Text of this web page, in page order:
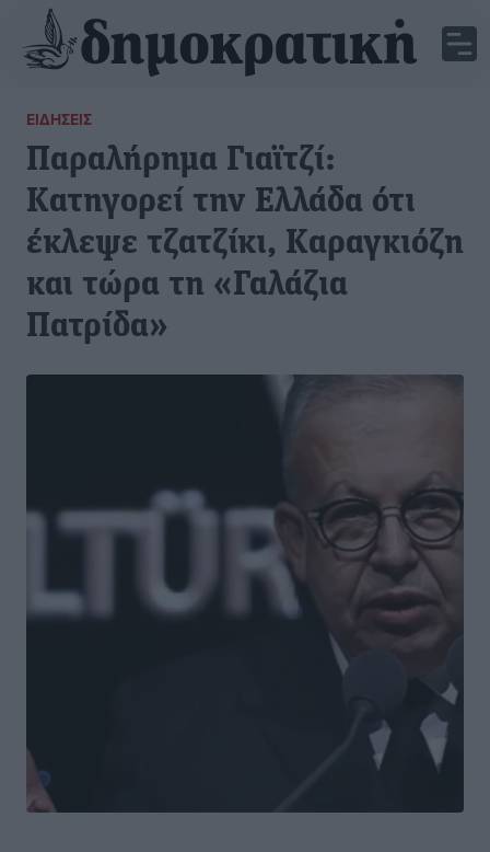
ΕΙΔΉΣΕΙΣ
Παραλήρημα Γιαϊτζί:
Κατηγορεί την Ελλάδα ότι
έκλεψε τζατζίκι, Καραγκιόζη
και τώρα τη «Γαλάζια
Πατρίδα»